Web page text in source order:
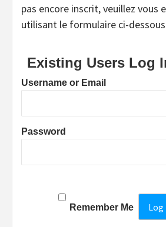
pas encore inscrit, veuillez vous
utilisant le formulaire ci-
Existing Users Log
Username or Email
Password
Remember Me